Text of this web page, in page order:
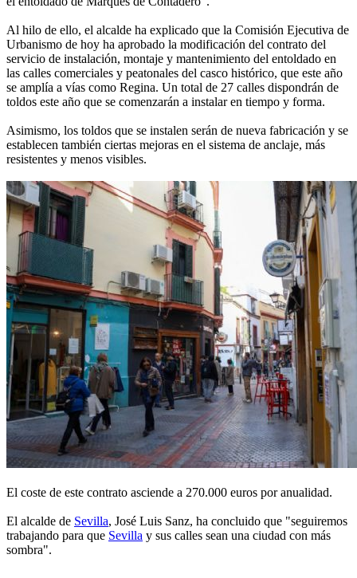
Al hilo de ello, el alcalde ha explicado que la Comisión Ejecutiva de
Urbanismo de hoy ha aprobado la modificación del contrato del
servicio de instalación, montaje y mantenimiento del entoldado en
las calles comerciales y peatonales del casco histórico, que este año
se amplía a vías como Regina. Un total de 27 calles dispondrán de
toldos este año que se comenzarán a instalar en tiempo y forma.
Asimismo, los toldos que se instalen serán de nueva fabricación y se
establecen también ciertas mejoras en el sistema de anclaje, más
resistentes y menos visibles.
El coste de este contrato asciende a 270.000 euros por anualidad.
El alcalde de Sevilla, José Luis Sanz, ha concluido que "seguiremos
trabajando para que Sevilla y sus calles sean una ciudad con más
sombra".